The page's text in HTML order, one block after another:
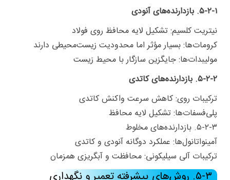
۵-۲-۱. بازدارنده‌های آنودی
نیتریت کلسیم: تشکیل لایه محافظ روی فولاد
کرومات‌ها: بسیار مؤثر اما محدودیت زیست‌محیطی دارند
مولیبدات‌ها: جایگزین سازگار با محیط زیست
۵-۲-۲. بازدارنده‌های کاتدی
ترکیبات روی: کاهش سرعت واکنش کاتدی
پلی‌فسفات‌ها: تشکیل لایه محافظ
۵-۲-۳. بازدارنده‌های مخلوط
آمینواتانول‌ها: عملکرد دوگانه آنودی و کاتدی
ترکیبات آلی سیلیکونی: محافظت و آبگریزی همزمان